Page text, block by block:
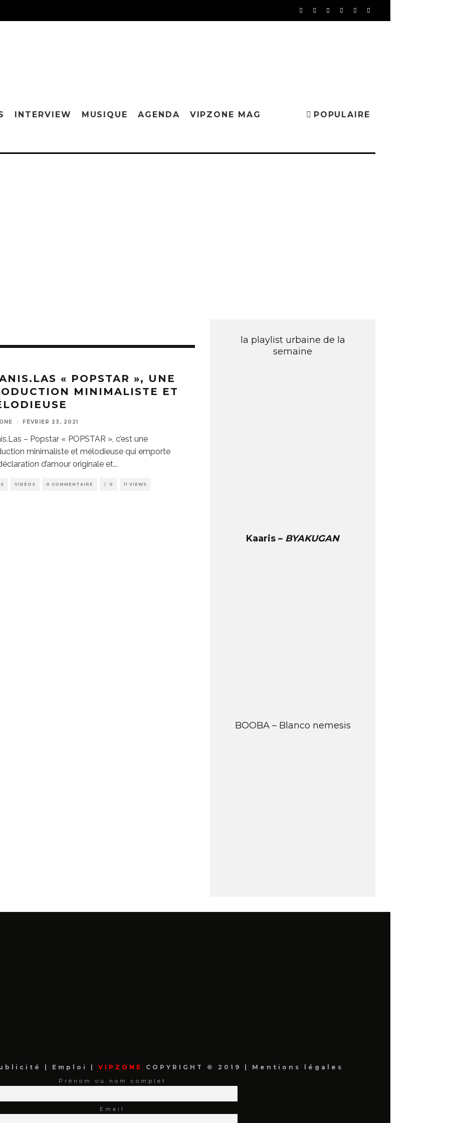
INTERVIEW MUSIQUE AGENDA VIPZONE MAG POPULAIRE
« POPSTAR », UNE
MINIMALISTE ET
· FÉVRIER 23, 2021
– Popstar « POPSTAR », c’est une
minimaliste et mélodieuse qui emporte
d’amour originale et...
VIDÉOS 0 COMMENTAIRE 0 11 VIEWS
la playlist urbaine de la
semaine
Kaaris – BYAKUGAN
BOOBA – Blanco nemesis
Emploi VIPZONE COPYRIGHT © 2019 | Mentions légales
Prénom ou nom complet
Email